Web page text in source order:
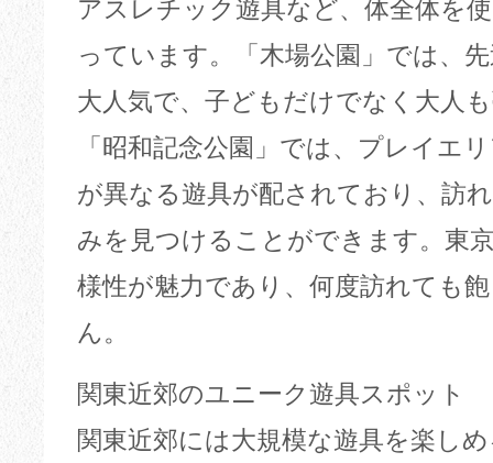
アスレチック遊具など、体全体を
っています。「木場公園」では、
大人気で、子どもだけでなく大人
「昭和記念公園」では、プレイエ
が異なる遊具が配されており、訪
みを見つけることができます。東
様性が魅力であり、何度訪れても
ん。
関東近郊のユニーク遊具スポット
関東近郊には大規模な遊具を楽し